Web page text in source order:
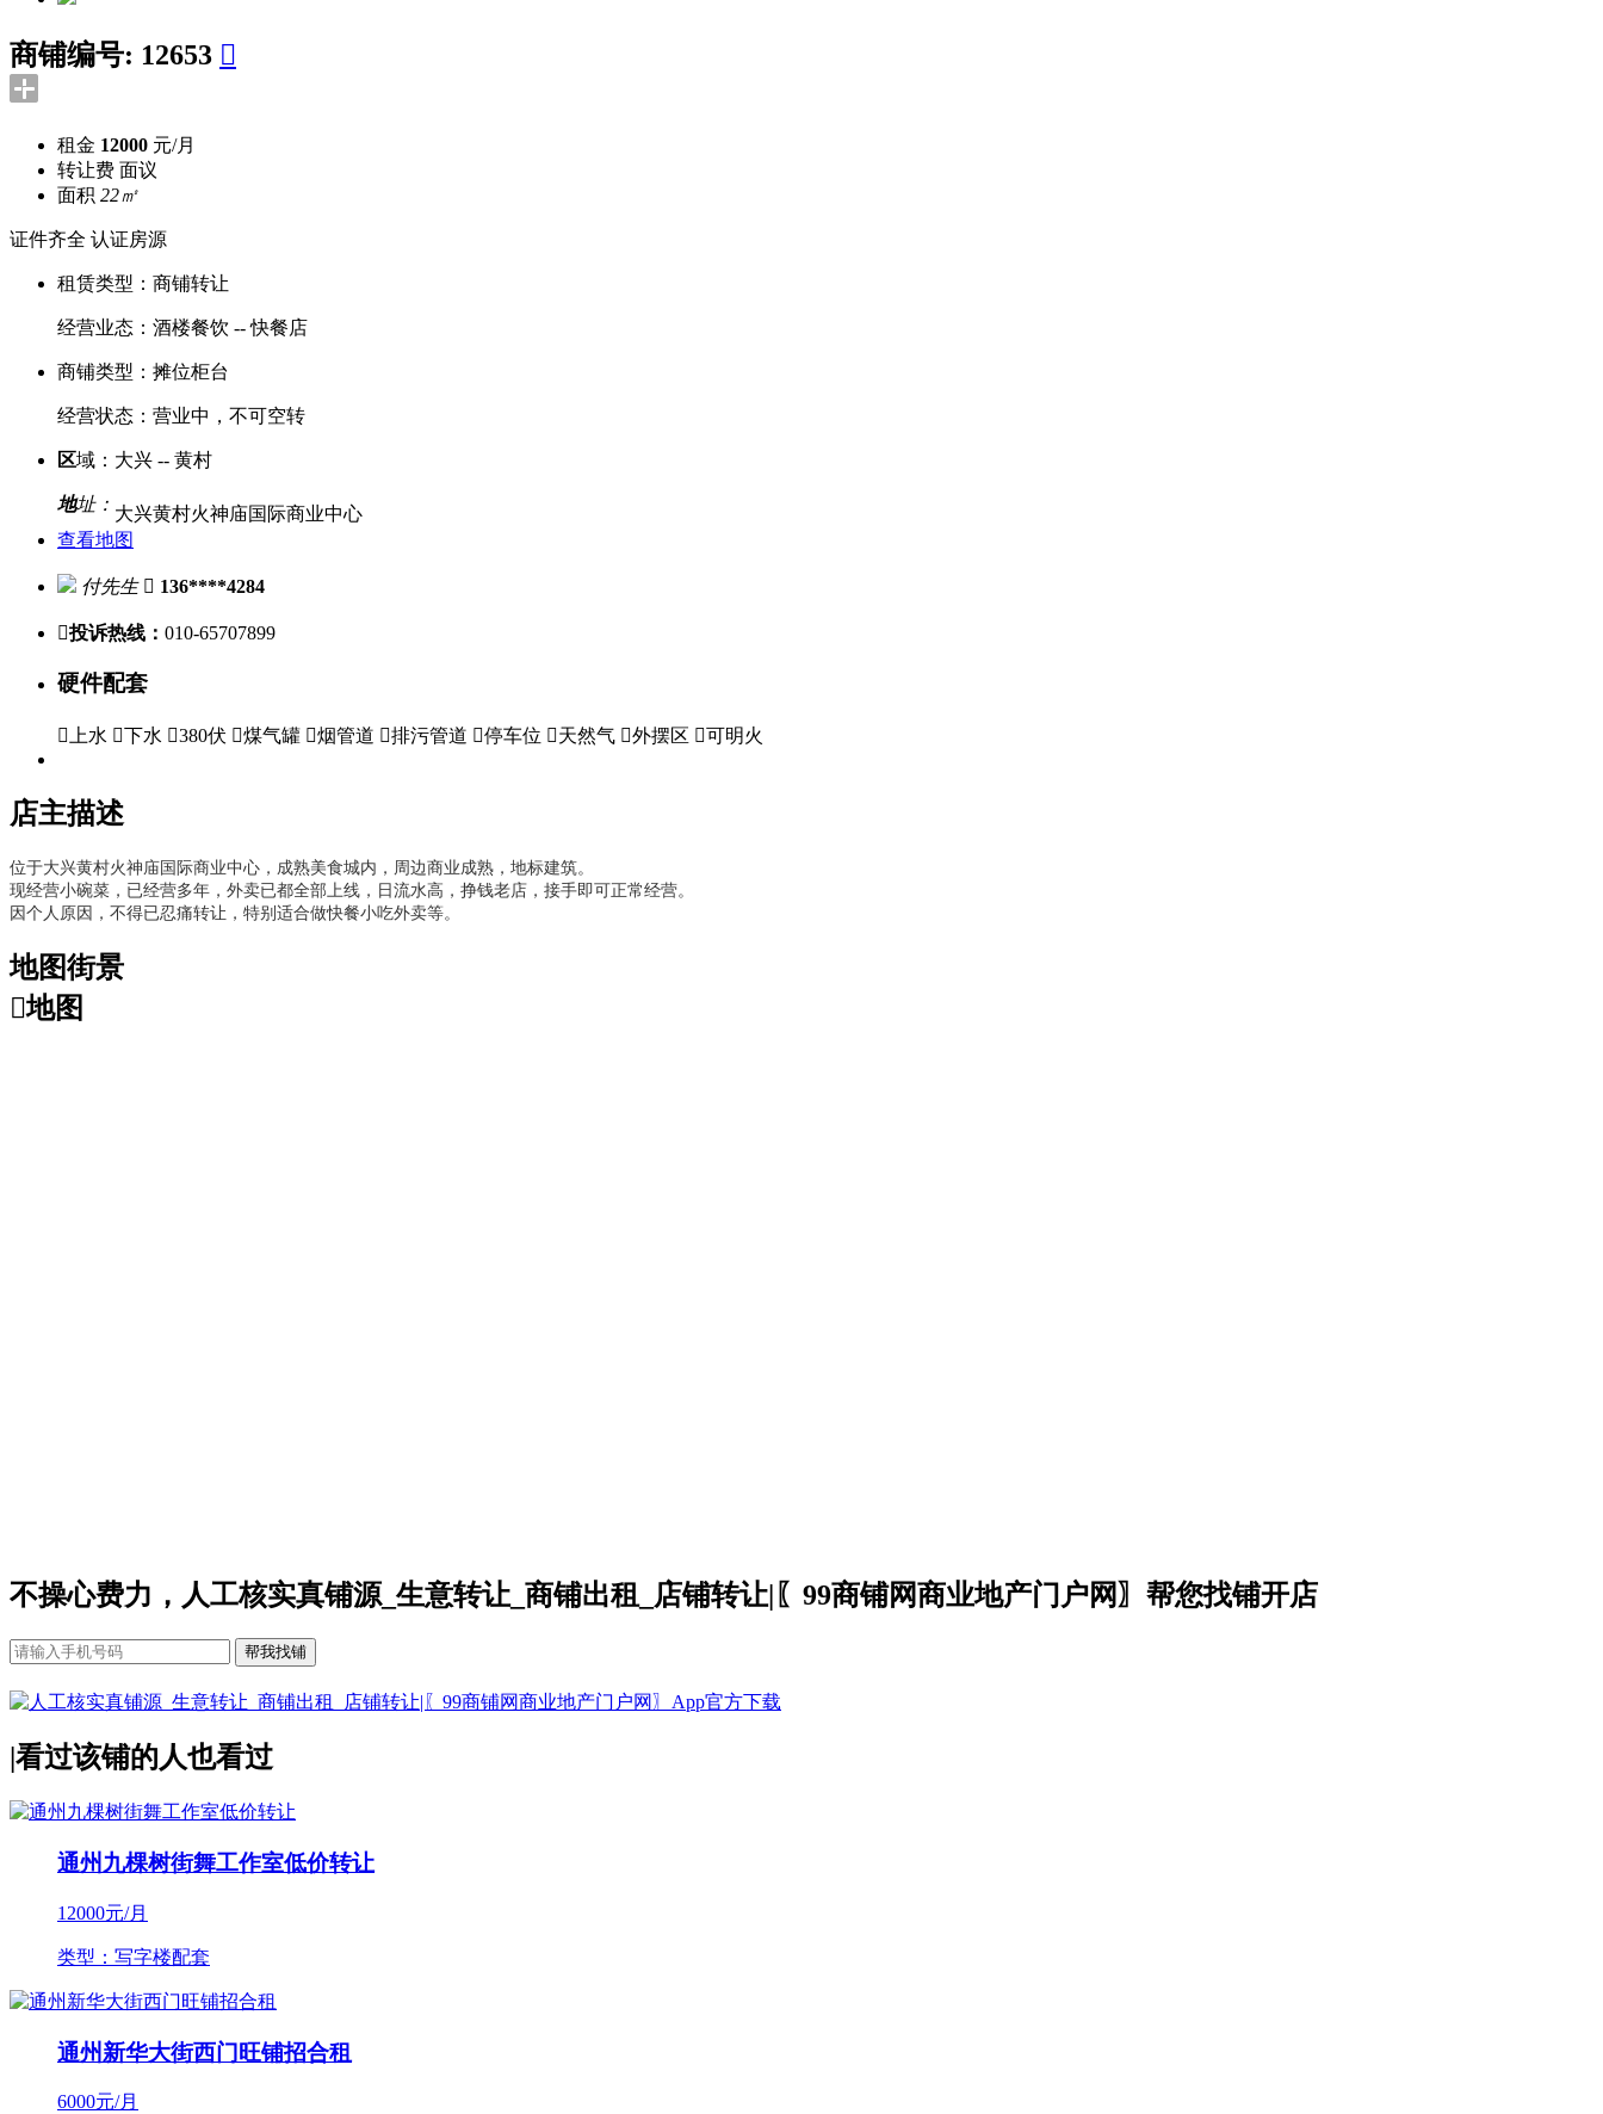
商铺编号: 12653 
租金 12000 元/月
转让费 面议
面积 22㎡
证件齐全 认证房源
租赁类型： 商铺转让
经营业态： 酒楼餐饮 -- 快餐店
商铺类型： 摊位柜台
经营状态： 营业中，不可空转
区域： 大兴 -- 黄村
地址： 大兴黄村火神庙国际商业中心
查看地图
付先生  136****4284
投诉热线： 010-65707899
硬件配套
 上水 下水 380伏 煤气罐 烟管道 排污管道 停车位 天然气 外摆区 可明火
店主描述
位于大兴黄村火神庙国际商业中心，成熟美食城内，周边商业成熟，地标建筑。
现经营小碗菜，已经营多年，外卖已都全部上线，日流水高，挣钱老店，接手即可正常经营。
因个人原因，不得已忍痛转让， 特别适合做快餐小吃外卖等。
地图街景
地图
不操心费力，人工核实真铺源_生意转让_商铺出租_店铺转让|〖99商铺网商业地产门户网〗帮您找铺开店
看过该铺的人也看过
通州九棵树街舞工作室低价转让
12000元/月
类型：写字楼配套
通州新华大街西门旺铺招合租
6000元/月